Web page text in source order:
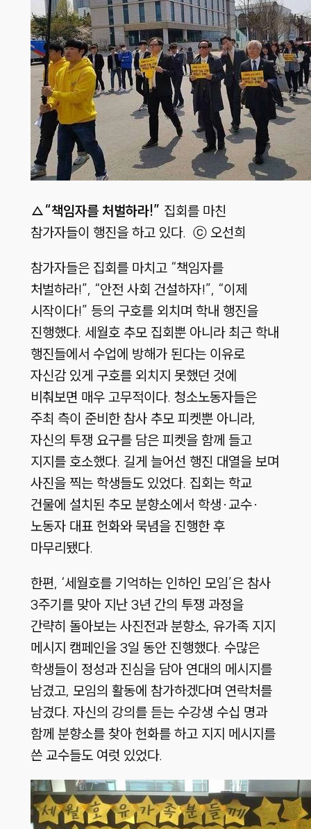
△“책임자를 처벌하라!” 집회를 마친
참가자들이 행진을 하고 있다. ⓒ 오선희
참가자들은 집회를 마치고 “책임자를
처벌하라!”, “안전 사회 건설하자!”, “이제
시작이다!” 등의 구호를 외치며 학내 행진을
진행했다. 세월호 추모 집회뿐 아니라 최근 학내
행진들에서 수업에 방해가 된다는 이유로
자신감 있게 구호를 외치지 못했던 것에
비춰보면 매우 고무적이다. 청소노동자들은
주최 측이 준비한 참사 추모 피켓뿐 아니라,
자신의 투쟁 요구를 담은 피켓을 함께 들고
지지를 호소했다. 길게 늘어선 행진 대열을 보며
사진을 찍는 학생들도 있었다. 집회는 학교
건물에 설치된 추모 분향소에서 학생·교수·
노동자 대표 헌화와 묵념을 진행한 후
마무리됐다.
한편, ‘세월호를 기억하는 인하인 모임’은 참사
3주기를 맞아 지난 3년 간의 투쟁 과정을
간략히 돌아보는 사진전과 분향소, 유가족 지지
메시지 캠페인을 3일 동안 진행했다. 수많은
학생들이 정성과 진심을 담아 연대의 메시지를
남겼고, 모임의 활동에 참가하겠다며 연락처를
남겼다. 자신의 강의를 듣는 수강생 수십 명과
함께 분향소를 찾아 헌화를 하고 지지 메시지를
쓴 교수들도 여럿 있었다.